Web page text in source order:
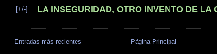
[+/-] LA INSEGURIDAD, OTRO INVENTO DE LA
Entradas más recientes Página Principal